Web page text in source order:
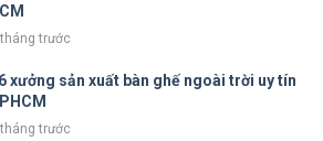
trước
xưởng sản xuất bàn ghế ngoài trời uy tín
trước